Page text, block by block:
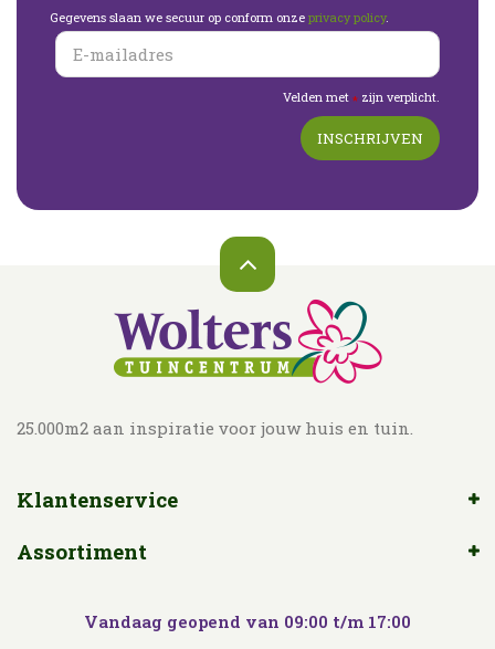
Gegevens slaan we secuur op conform onze privacy policy.
Velden met * zijn verplicht.
25.000m2 aan inspiratie voor jouw huis en tuin.
Klantenservice
Assortiment
Vandaag geopend van 09:00 t/m 17:00